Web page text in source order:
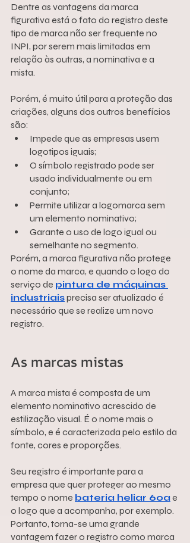
Dentre as vantagens da marca
figurativa está o fato do registro deste
tipo de marca não ser frequente no
INPI, por serem mais limitadas em
relação às outras, a nominativa e a
mista.
Porém, é muito útil para a proteção das
criações, alguns dos outros benefícios
são:
Impede que as empresas usem
logotipos iguais;
O símbolo registrado pode ser
usado individualmente ou em
conjunto;
Permite utilizar a logomarca sem
um elemento nominativo;
Garante o uso de logo igual ou
semelhante no segmento.
Porém, a marca figurativa não protege
o nome da marca, e quando o logo do
serviço de pintura de máquinas
industriais precisa ser atualizado é
necessário que se realize um novo
registro.
As marcas mistas
A marca mista é composta de um
elemento nominativo acrescido de
estilização visual. É o nome mais o
símbolo, e é caracterizada pelo estilo da
fonte, cores e proporções.
Seu registro é importante para a
empresa que quer proteger ao mesmo
tempo o nome bateria heliar 60a e
o logo que a acompanha, por exemplo.
Portanto, torna-se uma grande
vantagem fazer o registro como marca